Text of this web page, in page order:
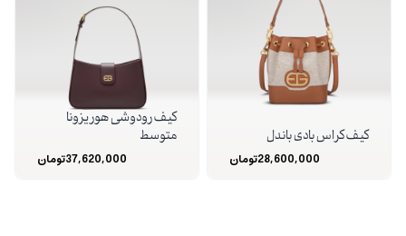
کیف کراس بادی باندل
28,600,000تومان
کیف رودوشی هوریزونا
متوسط
37,620,000تومان